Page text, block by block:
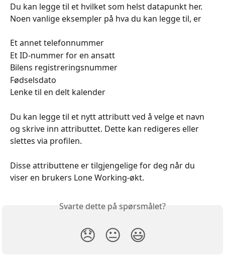
Du kan legge til et hvilket som helst datapunkt her.
Noen vanlige eksempler på hva du kan legge til, er
Et annet telefonnummer
Et ID-nummer for en ansatt
Bilens registreringsnummer
Fødselsdato
Lenke til en delt kalender
Du kan legge til et nytt attributt ved å velge et navn
og skrive inn attributtet. Dette kan redigeres eller
slettes via profilen.
Disse attributtene er tilgjengelige for deg når du
viser en brukers Lone Working-økt.
Svarte dette på spørsmålet?
😞 😐 😃